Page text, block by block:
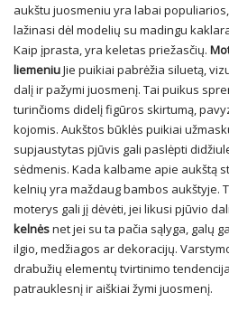
aukštu juosmeniu yra labai
lažinasi dėl modelių su madingu
Kaip įprasta, yra keletas priežasčių.
liemeniuJie puikiai pabrėžia siluetą,
dalį ir pažymi juosmenį. Tai puikus
turinčioms didelį figūros skirtumą,
kojomis. Aukštos būklės puikiai
supjaustytas pjūvis gali paslėpti
sėdmenis. Kada kalbame apie aukštą
kelnių yra maždaug bambos aukštyje.
moterys gali jį dėvėti, jei likusi pjūvio
kelnėsnet jei su ta pačia sąlyga, galų
ilgio, medžiagos ar dekoracijų.
drabužių elementų tvirtinimo
patrauklesnį ir aiškiai žymi juosmenį.